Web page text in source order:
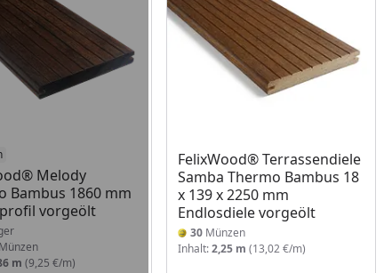
Melody
Bambus 1860 mm
vorgeölt
am Lager
Münzen
m (9,25 €/m)
FelixWood® Terrassendiele
Samba Thermo Bambus 18
x 139 x 2250 mm
Endlosdiele vorgeölt
30 Münzen
Inhalt:2,25 m (13,02 €/m)